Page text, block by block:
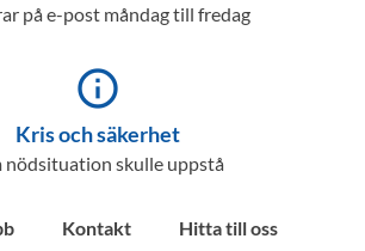
på e-post måndag till fredag
info_outline
Kris och säkerhet
nödsituation skulle uppstå
Kontakt
Hitta till oss